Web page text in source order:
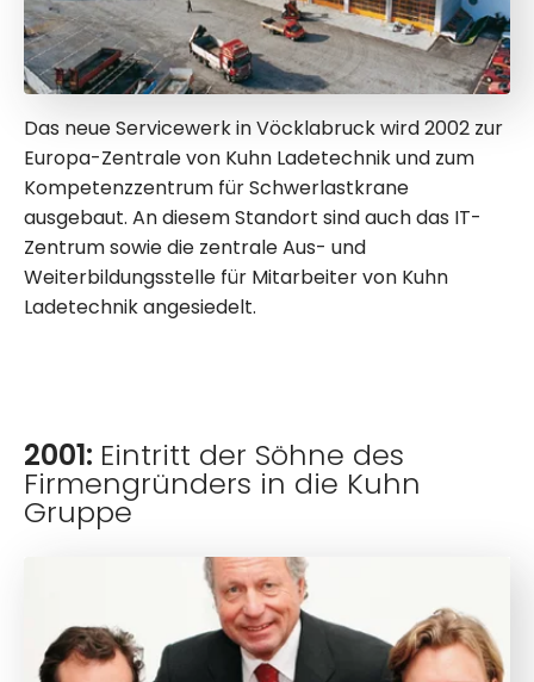
Das neue Servicewerk in Vöcklabruck wird 2002 zur
Europa-Zentrale von Kuhn Ladetechnik und zum
Kompetenzzentrum für Schwerlastkrane
ausgebaut. An diesem Standort sind auch das IT-
Zentrum sowie die zentrale Aus- und
Weiterbildungsstelle für Mitarbeiter von Kuhn
Ladetechnik angesiedelt.
2001: Eintritt der Söhne des
Firmengründers in die Kuhn
Gruppe